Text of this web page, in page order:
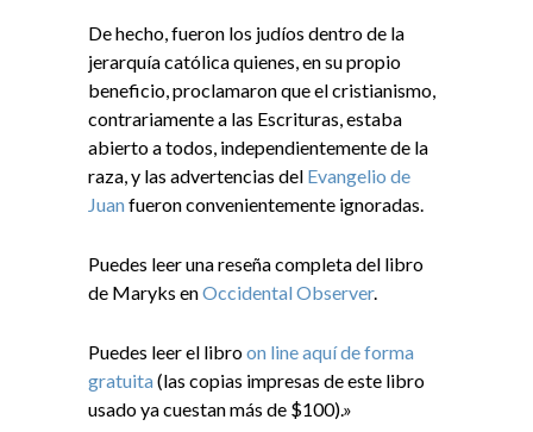
De hecho, fueron los judíos dentro de la
jerarquía católica quienes, en su propio
beneficio, proclamaron que el cristianismo,
contrariamente a las Escrituras, estaba
abierto a todos, independientemente de la
raza, y las advertencias del Evangelio de
Juanfueron convenientemente ignoradas.
Puedes leer una reseña completa del libro
de Maryks enOccidental Observer.
Puedes leer el libroon line aquí de forma
gratuita(las copias impresas de este libro
usado ya cuestan más de $100).»